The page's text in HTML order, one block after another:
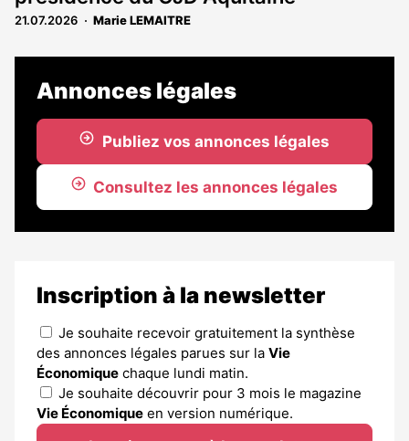
21.07.2026 Marie LEMAITRE
Annonces légales
Publiez vos annonces légales
Consultez les annonces légales
Inscription à la newsletter
Je souhaite recevoir gratuitement la synthèse
des annonces légales parues sur la Vie
Économique chaque lundi matin.
Je souhaite découvrir pour 3 mois le magazine
Vie Économique en version numérique.